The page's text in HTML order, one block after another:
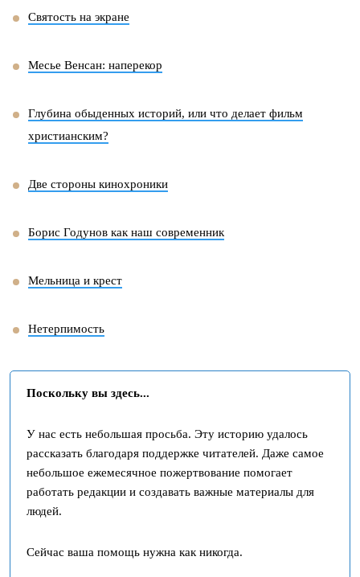
Святость на экране
Месье Венсан: наперекор
Глубина обыденных историй, или что делает фильм
христианским?
Две стороны кинохроники
Борис Годунов как наш современник
Мельница и крест
Нетерпимость
Поскольку вы здесь...
У нас есть небольшая просьба. Эту историю удалось
рассказать благодаря поддержке читателей. Даже самое
небольшое ежемесячное пожертвование помогает
работать редакции и создавать важные материалы для
людей.
Сейчас ваша помощь нужна как никогда.